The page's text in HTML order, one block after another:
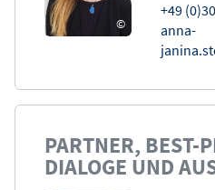
©
+49
anna-
PARTNER, BEST-
DIALOGE UND